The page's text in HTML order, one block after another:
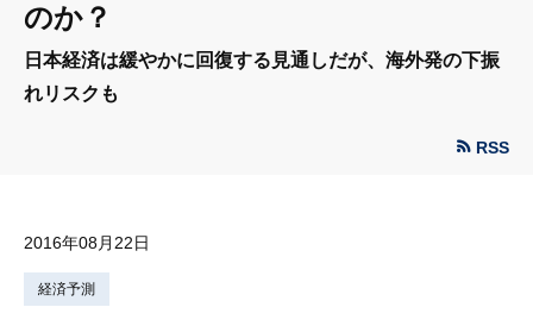
のか？
日本経済は緩やかに回復する見通しだが、海外発の下振
れリスクも
RSS
2016年08月22日
経済予測